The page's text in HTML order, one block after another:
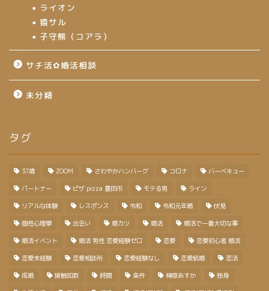
ライオン
猿サル
子守熊（コアラ）
サチ活✿婚活相談
未分類
タグ
37歳 ZOOM さわやかハンバーグ コロナ バーベキュー
パートナー ピザ pizza 豊田市 モテる男 ライン
リアルな体験 レスポンス 令和 令和元年婚 伏見
個性心理學 出会い 婚カツ 婚活 婚活で一番大切な事
婚活イベント 婚活 男性 恋愛経験ゼロ 恋愛 恋愛初心者 婚活
恋愛未経験 恋愛相談所 恋愛経験なし 恋愛結婚 恋活
成婚 接触回数 時間 条件 榊原あすか 独身